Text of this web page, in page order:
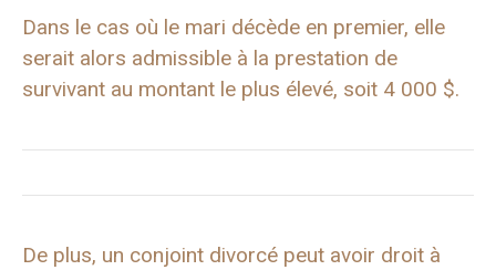
Dans le cas où le mari décède en premier, elle
serait alors admissible à la prestation de
survivant au montant le plus élevé, soit 4 000 $.
De plus, un conjoint divorcé peut avoir droit à